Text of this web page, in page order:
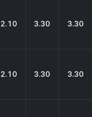
2.10 3.30 3.30
2.10 3.30 3.30